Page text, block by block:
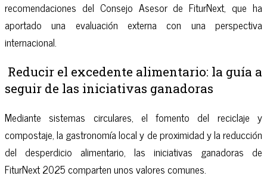
recomendaciones del Consejo Asesor de FiturNext, que ha
aportado una evaluación externa con una perspectiva
internacional.
Reducir el excedente alimentario: la guía a
seguir de las iniciativas ganadoras
Mediante sistemas circulares, el fomento del reciclaje y
compostaje, la gastronomía local y de proximidad y la reducción
del desperdicio alimentario, las iniciativas ganadoras de
FiturNext 2025 comparten unos valores comunes.